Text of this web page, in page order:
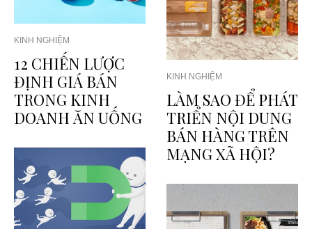
KINH NGHIỆM
12 CHIẾN LƯỢC
ĐỊNH GIÁ BÁN
TRONG KINH
DOANH ĂN UỐNG
KINH NGHIỆM
LÀM SAO ĐỂ PHÁT
TRIỂN NỘI DUNG
BÁN HÀNG TRÊN
MẠNG XÃ HỘI?